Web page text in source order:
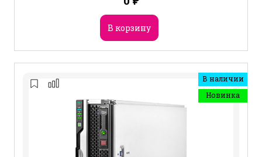
В корзину
В наличии
Новинка